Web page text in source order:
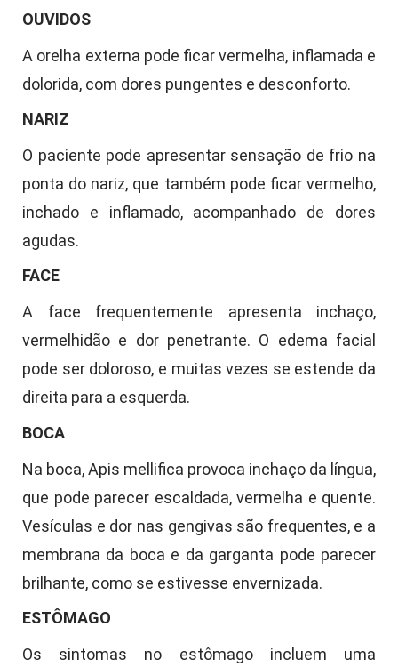
OUVIDOS
A orelha externa pode ficar vermelha, inflamada e
dolorida, com dores pungentes e desconforto.
NARIZ
O paciente pode apresentar sensação de frio na
ponta do nariz, que também pode ficar vermelho,
inchado e inflamado, acompanhado de dores
agudas.
FACE
A face frequentemente apresenta inchaço,
vermelhidão e dor penetrante. O edema facial
pode ser doloroso, e muitas vezes se estende da
direita para a esquerda.
BOCA
Na boca, Apis mellifica provoca inchaço da língua,
que pode parecer escaldada, vermelha e quente.
Vesículas e dor nas gengivas são frequentes, e a
membrana da boca e da garganta pode parecer
brilhante, como se estivesse envernizada.
ESTÔMAGO
Os sintomas no estômago incluem uma